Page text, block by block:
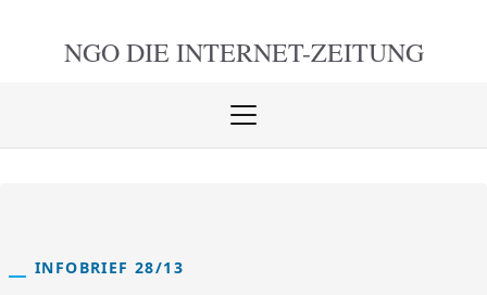
NGO DIE INTERNET-ZEITUNG
Menü
INFOBRIEF 28/13